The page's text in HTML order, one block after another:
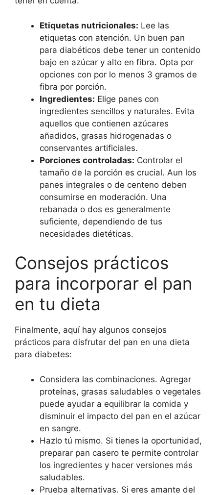
Etiquetas nutricionales: Lee las
etiquetas con atención. Un buen pan
para diabéticos debe tener un contenido
bajo en azúcar y alto en fibra. Opta por
opciones con por lo menos 3 gramos de
fibra por porción.
Ingredientes: Elige panes con
ingredientes sencillos y naturales. Evita
aquellos que contienen azúcares
añadidos, grasas hidrogenadas o
conservantes artificiales.
Porciones controladas: Controlar el
tamaño de la porción es crucial. Aun los
panes integrales o de centeno deben
consumirse en moderación. Una
rebanada o dos es generalmente
suficiente, dependiendo de tus
necesidades dietéticas.
Consejos prácticos
para incorporar el pan
en tu dieta
Finalmente, aquí hay algunos consejos
prácticos para disfrutar del pan en una dieta
para diabetes:
Considera las combinaciones. Agregar
proteínas, grasas saludables o vegetales
puede ayudar a equilibrar la comida y
disminuir el impacto del pan en el azúcar
en sangre.
Hazlo tú mismo. Si tienes la oportunidad,
preparar pan casero te permite controlar
los ingredientes y hacer versiones más
saludables.
Prueba alternativas. Si eres amante del